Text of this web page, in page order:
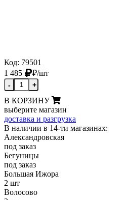
Код: 79501
1 485
₽/шт
- +
В КОРЗИНУ
выберите магазин
доставка и разгрузка
В наличии в 14-ти магазинах:
Александровская
под заказ
Бегуницы
под заказ
Большая Ижора
2 шт
Волосово